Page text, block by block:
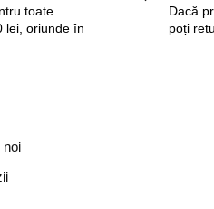
toate
lei, oriunde în
Dacă
poți
noi